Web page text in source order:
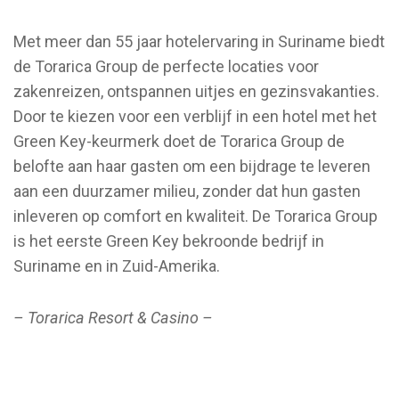
Met meer dan 55 jaar hotelervaring in Suriname biedt
de Torarica Group de perfecte locaties voor
zakenreizen, ontspannen uitjes en gezinsvakanties.
Door te kiezen voor een verblijf in een hotel met het
Green Key-keurmerk doet de Torarica Group de
belofte aan haar gasten om een bijdrage te leveren
aan een duurzamer milieu, zonder dat hun gasten
inleveren op comfort en kwaliteit. De Torarica Group
is het eerste Green Key bekroonde bedrijf in
Suriname en in Zuid-Amerika.
– Torarica Resort & Casino –